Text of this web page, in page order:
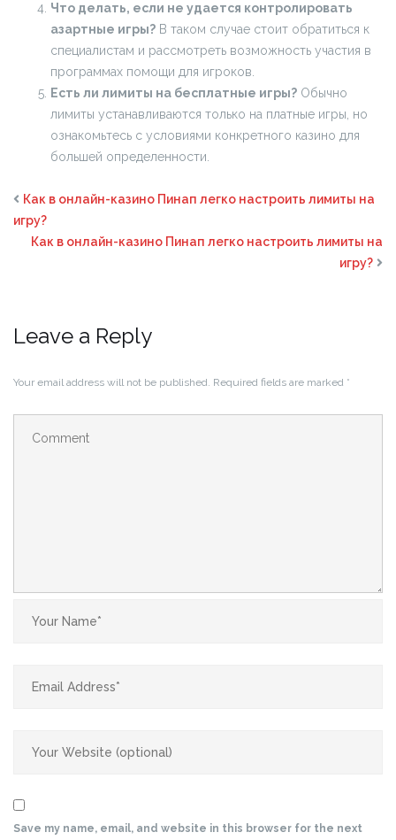
Что делать, если не удается контролировать
азартные игры? В таком случае стоит обратиться к
специалистам и рассмотреть возможность участия в
программах помощи для игроков.
Есть ли лимиты на бесплатные игры? Обычно
лимиты устанавливаются только на платные игры, но
ознакомьтесь с условиями конкретного казино для
большей определенности.
Как в онлайн-казино Пинап легко настроить лимиты на
игру?
Как в онлайн-казино Пинап легко настроить лимиты на
игру?
Leave a Reply
Your email address will not be published. Required fields are marked *
Save my name, email, and website in this browser for the next